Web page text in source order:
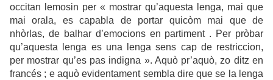
occitan lemosin per « mostrar qu’aquesta lenga, mai que
mai orala, es capabla de portar quicòm mai que de
nhòrlas, de balhar d’emocions en partiment . Per pròbar
qu’aquesta lenga es una lenga sens cap de restriccion,
per mostrar qu’es pas indigna ». Aquò pr’aquò, zo ditz en
francés ; e aquò evidentament sembla dire que se la lenga